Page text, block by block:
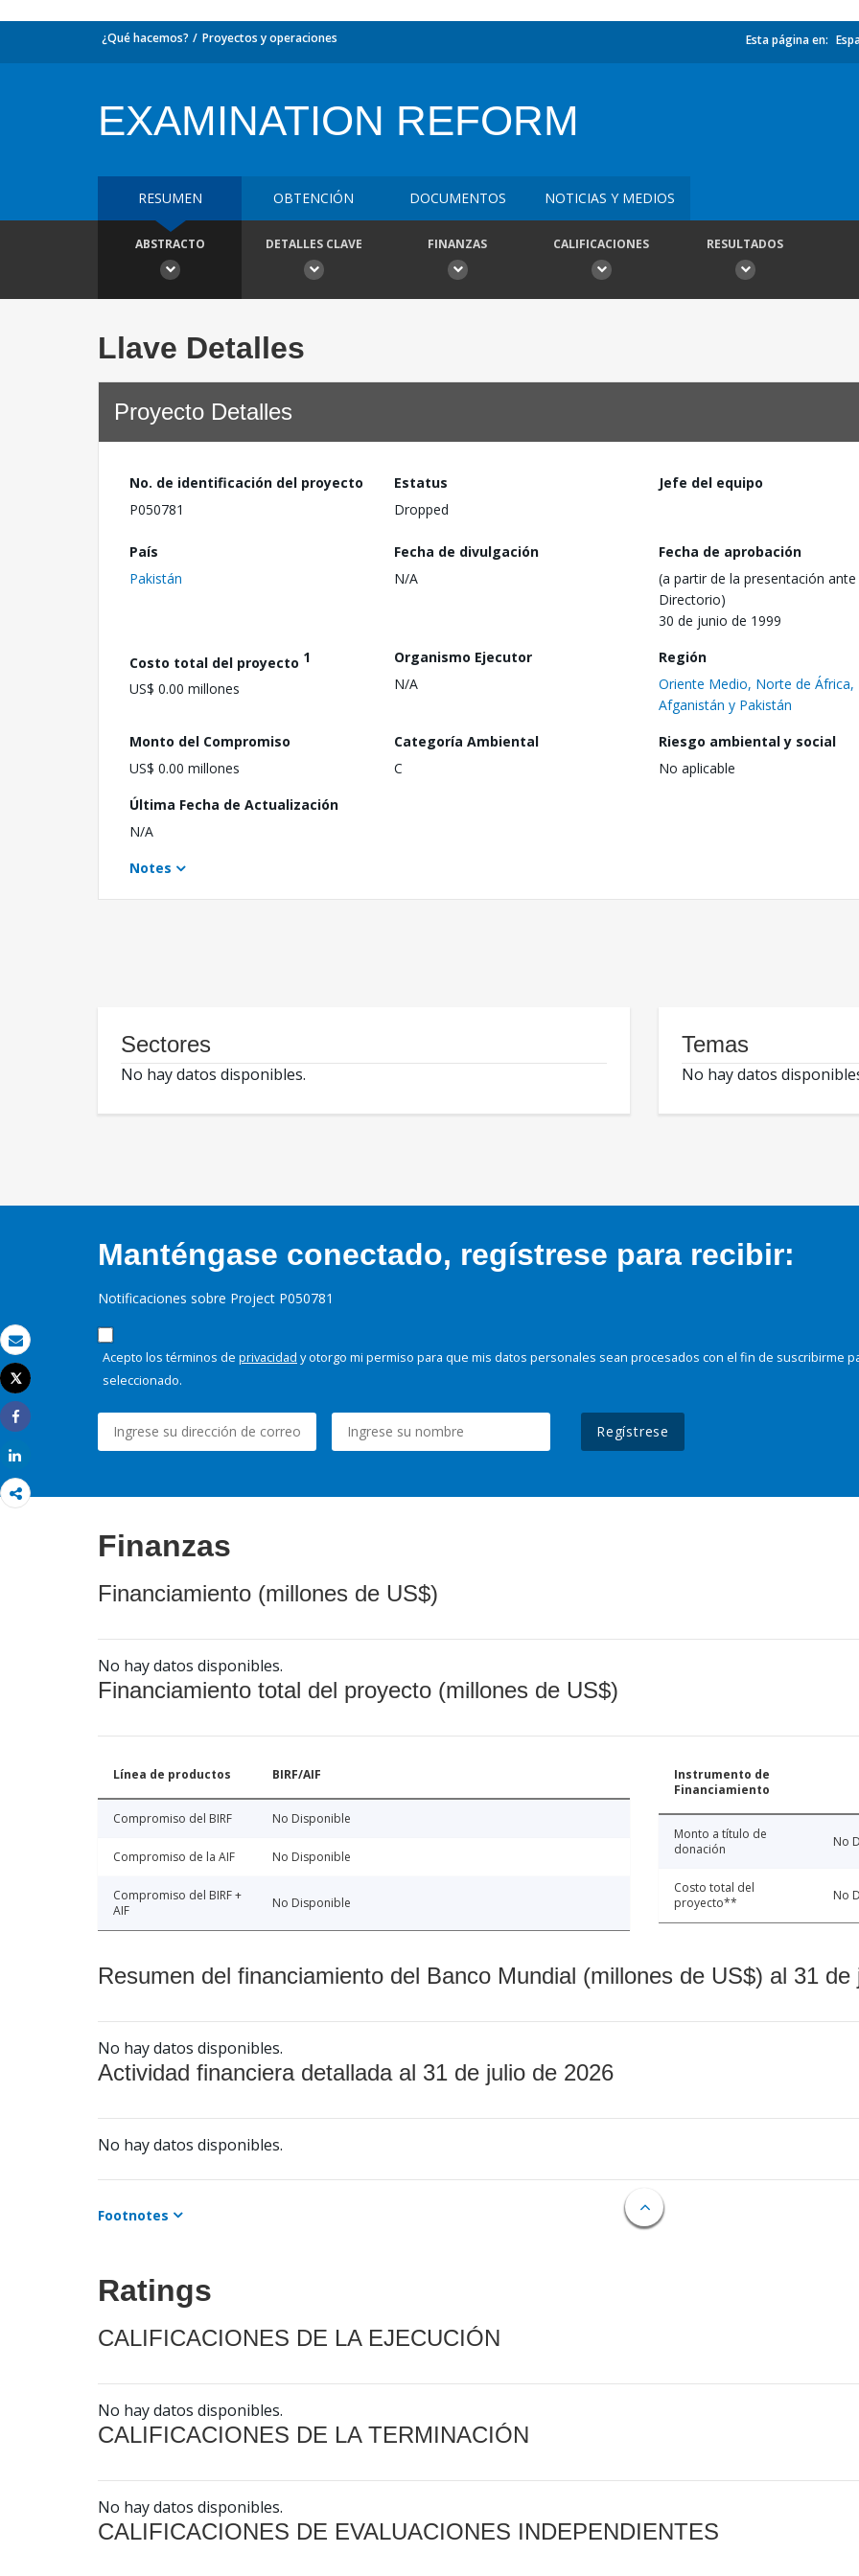
Correo electrónico
Imprimir
Tweet
Share
¿Qué hacemos? Proyectos y operaciones Esta página en:
EXAMINATION REFORM
RESUMEN OBTENCIÓN DOCUMENTOS NOTICIAS Y MEDIOS
ABSTRACTO DETALLES CLAVE FINANZAS CALIFICACIONES RESULTADOS
Llave Detalles
Proyecto Detalles
No. de identificación del proyecto
P050781
Estatus
Dropped
Jefe del equipo
País
Pakistán
Fecha de divulgación
N/A
Fecha de aprobación
(a partir de la presentación ante
Directorio)
30 de junio de 1999
Costo total del proyecto 1
US$ 0.00 millones
Organismo Ejecutor
N/A
Región
Oriente Medio, Norte de África,
Afganistán y Pakistán
Monto del Compromiso
US$ 0.00 millones
Categoría Ambiental
C
Riesgo ambiental y social
No aplicable
Última Fecha de Actualización
N/A
Notes
Sectores
No hay datos disponibles.
Temas
No hay datos
Manténgase conectado, regístrese para recibir:
Notificaciones sobre Project P050781
Acepto los términos de privacidad y otorgo mi permiso para que mis datos personales sean procesados con el fin de suscribirme
seleccionado.
Regístrese
Finanzas
Financiamiento (millones de US$)
No hay datos disponibles.
Financiamiento total del proyecto (millones de US$)
Línea de productos BIRF/AIF
Compromiso del BIRF No Disponible
Compromiso de la AIF No Disponible
Compromiso del BIRF +
AIF
No Disponible
Instrumento de
Financiamiento
Monto a título de
donación
No
Costo total del
proyecto**
No
Resumen del financiamiento del Banco Mundial (millones de US$) al 31 de
No hay datos disponibles.
Actividad financiera detallada al 31 de julio de 2026
No hay datos disponibles.
Footnotes
Ratings
CALIFICACIONES DE LA EJECUCIÓN
No hay datos disponibles.
CALIFICACIONES DE LA TERMINACIÓN
No hay datos disponibles.
CALIFICACIONES DE EVALUACIONES INDEPENDIENTES